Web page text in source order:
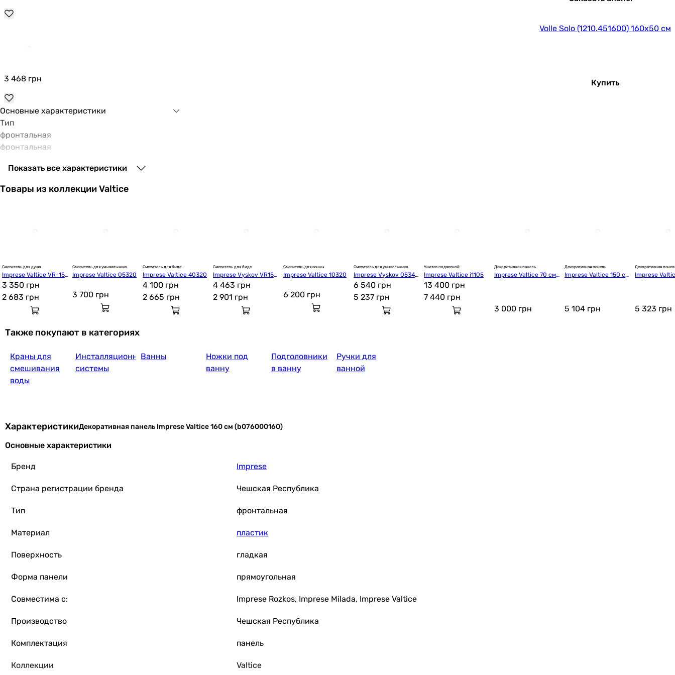
Volle Solo (1210.451600) 160x50 см
3 468 грн Купить
Основные характеристики
Тип
фронтальная
фронтальная
пластик
пластик
Поверхность
Форма панели
Крепление для панели
-
входит в коплект
Совместима с:
Imprese Rozkos, Imprese Milada, Imprese Valtice
Производство
Чешская Республика
Испания
Valtice
Физические характеристики
белый
белый
160 см
Гарантия
12 мес.
Показать все характеристики
Товары из коллекции Valtice
Смеситель для душа
Imprese Valtice VR-153
20(Z)
3 350 грн
2 683 грн
Смеситель для умывальника
Imprese Valtice 05320
3 700 грн
Смеситель для биде
Imprese Valtice 40320
4 100 грн
2 665 грн
Смеситель для биде
Imprese Vyskov VR153
40Z-BT
4 463 грн
2 901 грн
Смеситель для ванны
Imprese Valtice 10320
6 200 грн
Смеситель для умывальника
Imprese Vyskov 05340
-H
6 540 грн
5 237 грн
Унитаз подвесной
Imprese Valtice i1105
13 400 грн
7 440 грн
Декоративная панель
Imprese Valtice 70 см
3 000 грн
Декоративная панель
Imprese Valtice 150 см
5 104 грн
Декоративная
Imprese
5 323 грн
Также покупают в категориях
Краны для
смешивания
воды
Инсталляционные
системы
Ванны
Ножки под
ванну
Подголовники
в ванну
Ручки для
ванной
ХарактеристикиДекоративная панель Imprese Valtice 160 см (b076000160)
Основные характеристики
Бренд Imprese
Страна регистрации бренда Чешская Республика
Тип фронтальная
Материал пластик
Поверхность гладкая
Форма панели прямоугольная
Совместима с: Imprese Rozkos, Imprese Milada, Imprese Valtice
Производство Чешская Республика
Комплектация панель
Коллекции Valtice